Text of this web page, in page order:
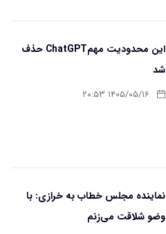
این محدودیت مهمChatGPT حذف
شد
۱۴۰۵/۰۵/۱۶ ۲۰:۵۳
نماینده مجلس خطاب به خرازی: با
وضو شلاقت می‌زنم